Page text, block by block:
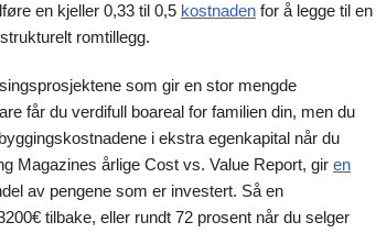
en kjeller 0,33 til 0,5 kostnaden for å legge til en
romtillegg.
som gir en stor mengde
får du verdifull boareal for familien din, men du
i ekstra egenkapital når du
Magazines årlige Cost vs. Value Report, gir en
av pengene som er investert. Så en
tilbake, eller rundt 72 prosent når du selger